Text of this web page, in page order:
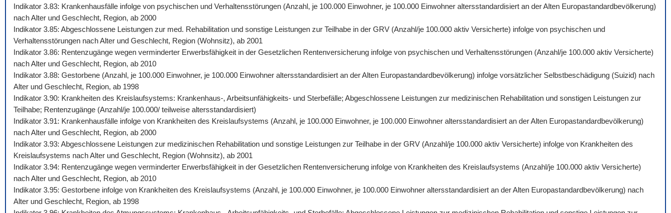
Indikator 3.83: Krankenhausfälle infolge von psychischen und Verhaltensstörungen (Anzahl, je 100.000 Einwohner, je 100.000 Einwohner altersstandardisiert an der Alten Europastandardbevölkerung)
nach Alter und Geschlecht, Region, ab 2000
Indikator 3.85: Abgeschlossene Leistungen zur med. Rehabilitation und sonstige Leistungen zur Teilhabe in der GRV (Anzahl/je 100.000 aktiv Versicherte) infolge von psychischen und
Verhaltensstörungen nach Alter und Geschlecht, Region (Wohnsitz), ab 2001
Indikator 3.86: Rentenzugänge wegen verminderter Erwerbsfähigkeit in der Gesetzlichen Rentenversicherung infolge von psychischen und Verhaltensstörungen (Anzahl/je 100.000 aktiv Versicherte)
nach Alter und Geschlecht, Region, ab 2010
Indikator 3.88: Gestorbene (Anzahl, je 100.000 Einwohner, je 100.000 Einwohner altersstandardisiert an der Alten Europastandardbevölkerung) infolge vorsätzlicher Selbstbeschädigung (Suizid) nach
Alter und Geschlecht, Region, ab 1998
Indikator 3.90: Krankheiten des Kreislaufsystems: Krankenhaus-, Arbeitsunfähigkeits- und Sterbefälle; Abgeschlossene Leistungen zur medizinischen Rehabilitation und sonstigen Leistungen zur
Teilhabe; Rentenzugänge (Anzahl/je 100.000/ teilweise altersstandardisiert)
Indikator 3.91: Krankenhausfälle infolge von Krankheiten des Kreislaufsystems (Anzahl, je 100.000 Einwohner, je 100.000 Einwohner altersstandardisiert an der Alten Europastandardbevölkerung)
nach Alter und Geschlecht, Region, ab 2000
Indikator 3.93: Abgeschlossene Leistungen zur medizinischen Rehabilitation und sonstige Leistungen zur Teilhabe in der GRV (Anzahl/je 100.000 aktiv Versicherte) infolge von Krankheiten des
Kreislaufsystems nach Alter und Geschlecht, Region (Wohnsitz), ab 2001
Indikator 3.94: Rentenzugänge wegen verminderter Erwerbsfähigkeit in der Gesetzlichen Rentenversicherung infolge von Krankheiten des Kreislaufsystems (Anzahl/je 100.000 aktiv Versicherte)
nach Alter und Geschlecht, Region, ab 2010
Indikator 3.95: Gestorbene infolge von Krankheiten des Kreislaufsystems (Anzahl, je 100.000 Einwohner, je 100.000 Einwohner altersstandardisiert an der Alten Europastandardbevölkerung) nach
Alter und Geschlecht, Region, ab 1998